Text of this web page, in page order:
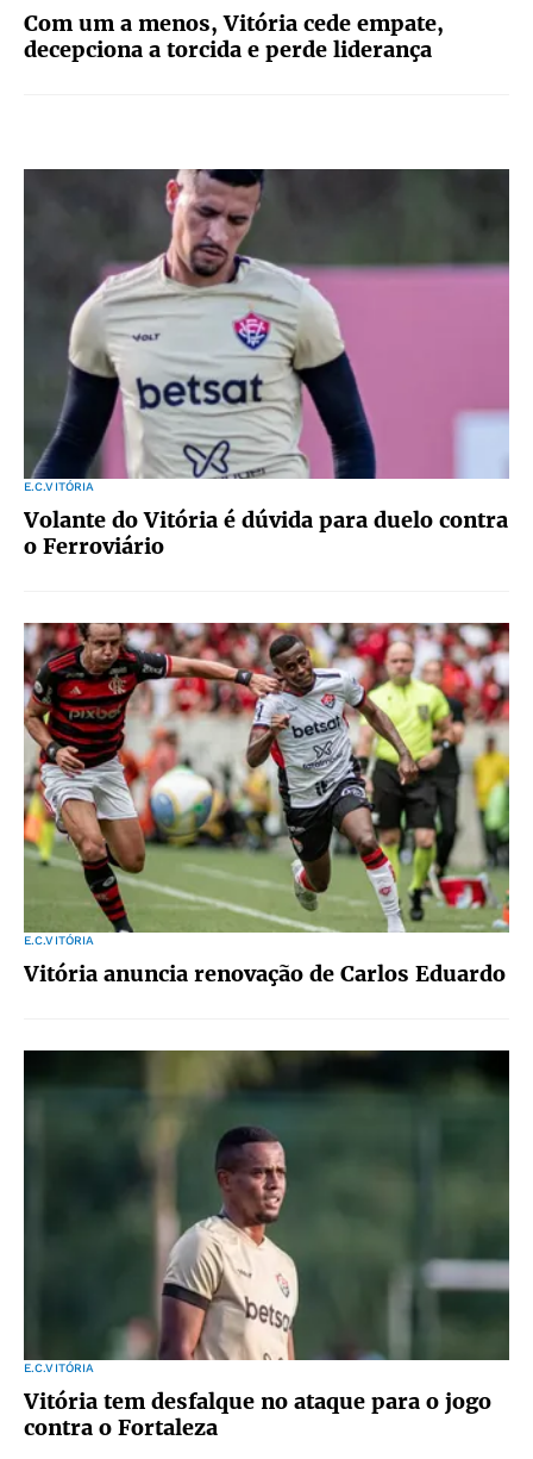
Com um a menos, Vitória cede empate,
decepciona a torcida e perde liderança
E.C.VITÓRIA
Volante do Vitória é dúvida para duelo contra
o Ferroviário
E.C.VITÓRIA
Vitória anuncia renovação de Carlos Eduardo
E.C.VITÓRIA
Vitória tem desfalque no ataque para o jogo
contra o Fortaleza